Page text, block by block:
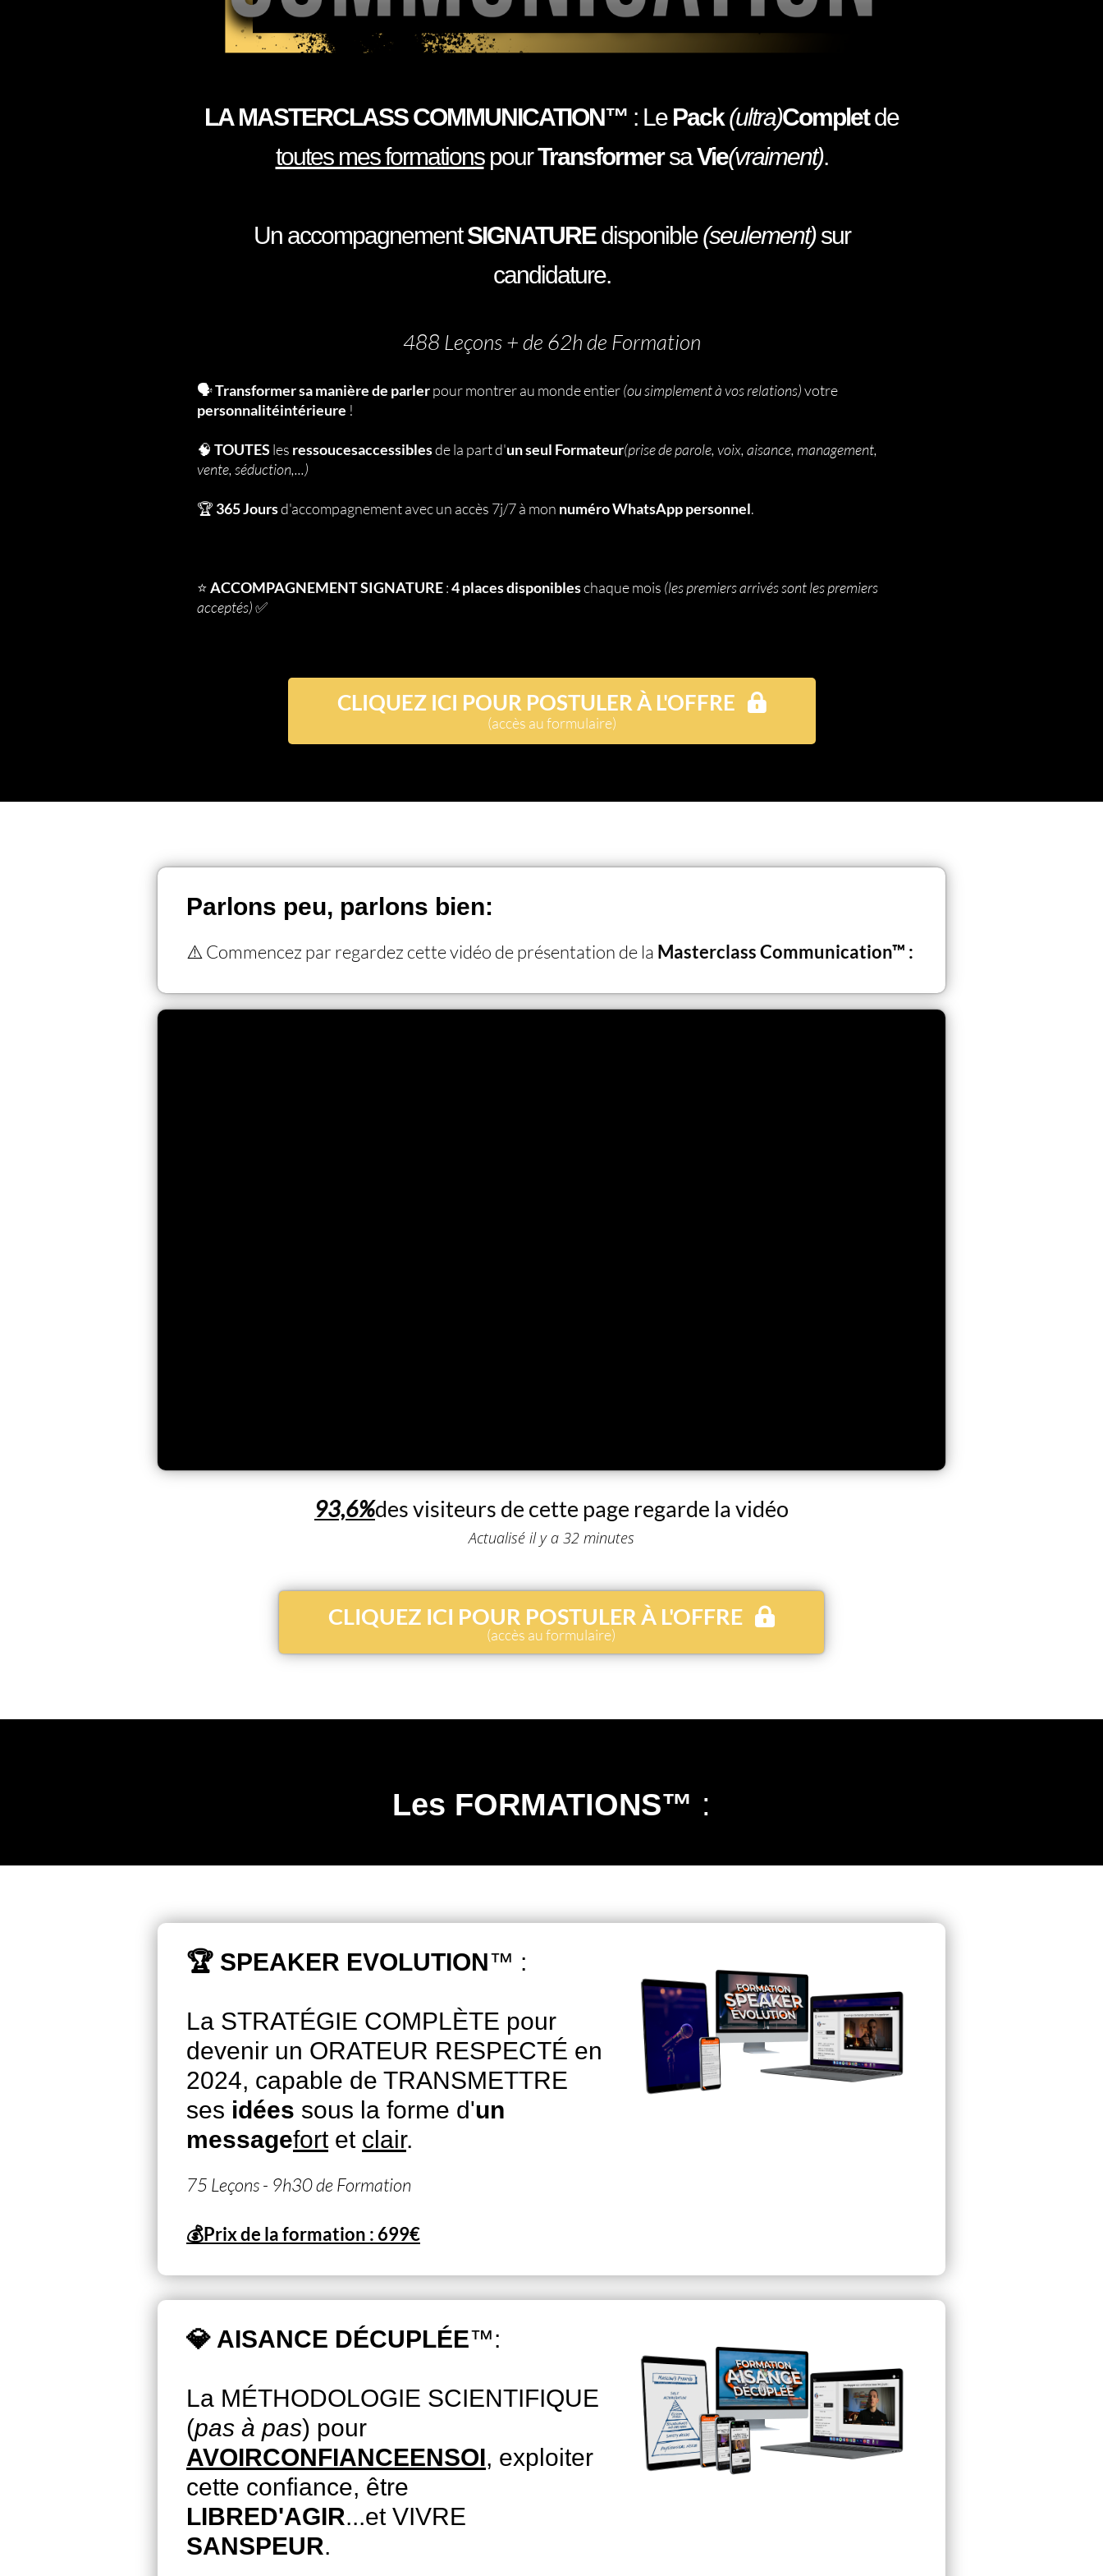
LA MASTERCLASS COMMUNICATION™ : Le Pack(ultra)Completde
toutes mes formationspourTransformersaVie(vraiment).
Un accompagnementSIGNATUREdisponible(seulement)sur
candidature.
488 Leçons + de 62h de Formation
🗣Transformer sa manière de parlerpour montrer au monde entier(ou simplement à vos relations)votre
personnalitéintérieure !
🧠 TOUTES les ressoucesaccessiblesde la part d'un seul Formateur(prise de parole, voix, aisance, management,
vente, séduction,...)
🏆 365 Joursd'accompagnement avec un accès 7j/7 à mon numéro WhatsApp personnel.
⭐️ACCOMPAGNEMENT SIGNATURE:4 places disponibleschaque mois (les premiers arrivés sont les premiers
acceptés)✅
CLIQUEZ ICI POUR POSTULER À L'OFFRE
(accès au formulaire)
Parlons peu, parlons bien:
⚠️ Commencez par regardez cette vidéo de présentation de la Masterclass Communication™ :
93,6%des visiteurs de cette page regarde la vidéo
Actualisé il y a 32 minutes
CLIQUEZ ICI POUR POSTULER À L'OFFRE
(accès au formulaire)
Les FORMATIONS™ :
🏆 SPEAKER EVOLUTION™ :
La STRATÉGIE COMPLÈTE pour
devenir un ORATEUR RESPECTÉ en
2024, capable de TRANSMETTRE
ses idées sous la forme d'un
messagefortet clair.
75 Leçons - 9h30 de Formation
💰Prix de la formation : 699€
💎 AISANCE DÉCUPLÉE™:
La MÉTHODOLOGIE SCIENTIFIQUE
(pas à pas) pour
AVOIRCONFIANCEENSOI, exploiter
cette confiance, être
LIBRED'AGIR...et VIVRE
SANSPEUR.